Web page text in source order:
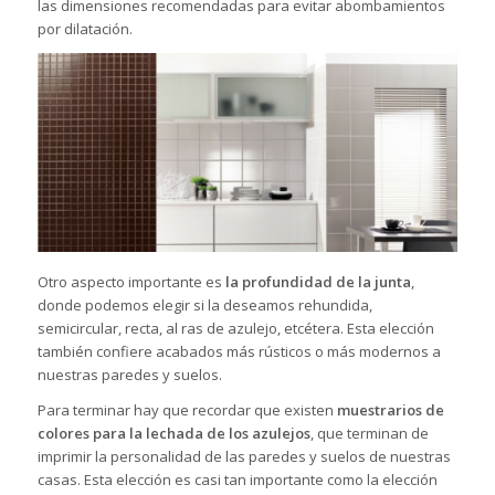
las dimensiones recomendadas para evitar abombamientos
por dilatación.
Otro aspecto importante es la profundidad de la junta,
donde podemos elegir si la deseamos rehundida,
semicircular, recta, al ras de azulejo, etcétera. Esta elección
también confiere acabados más rústicos o más modernos a
nuestras paredes y suelos.
Para terminar hay que recordar que existen muestrarios de
colores para la lechada de los azulejos, que terminan de
imprimir la personalidad de las paredes y suelos de nuestras
casas. Esta elección es casi tan importante como la elección